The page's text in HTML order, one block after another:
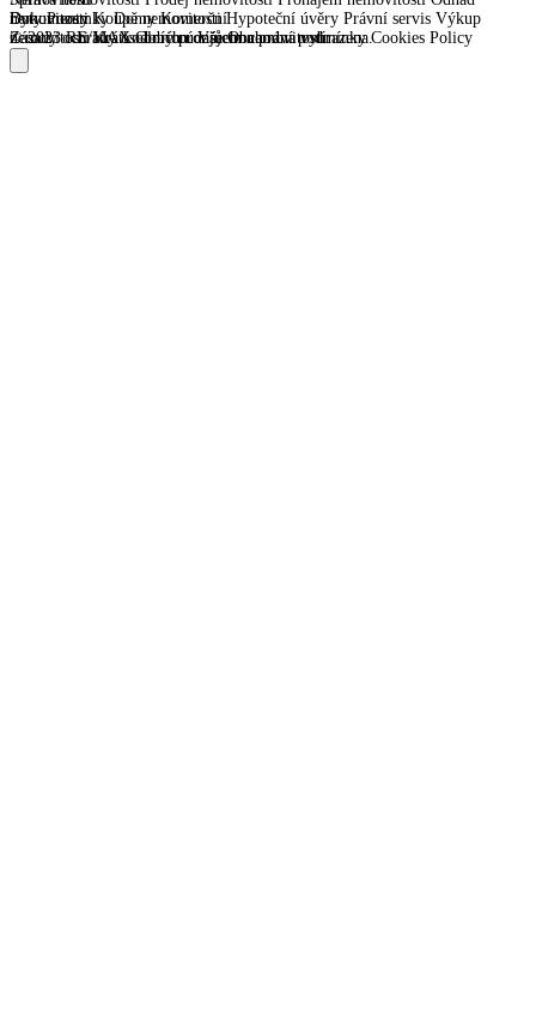
nemovitosti Koupě nemovitosti Hypoteční úvěry Právní servis Výkup
nemovitosti Krátkodobý pronájem nemovitostí
Byty Pozemky Domy Komerční
Dokumenty
Zásady ochrany osobních údajů Obchodní podmínky Cookies Policy
© 2023 RE/MAX Glorion. Všechna práva vyhrazena.